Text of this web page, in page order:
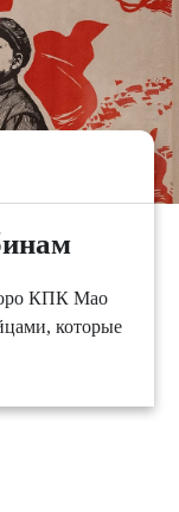
КПК Мао
которые